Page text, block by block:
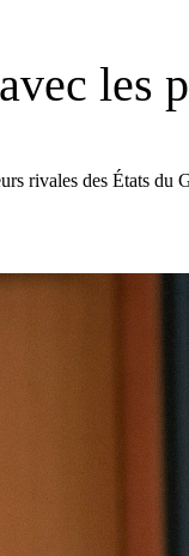
les
rivales des États